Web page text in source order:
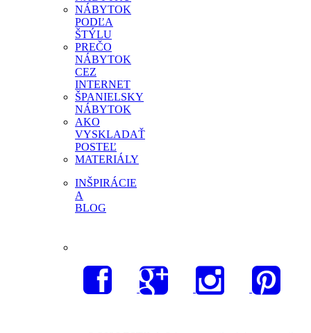
NÁBYTOK
PODĽA
ŠTÝLU
PREČO
NÁBYTOK
CEZ
INTERNET
ŠPANIELSKY
NÁBYTOK
AKO
VYSKLADAŤ
POSTEĽ
MATERIÁLY
INŠPIRÁCIE
A
BLOG